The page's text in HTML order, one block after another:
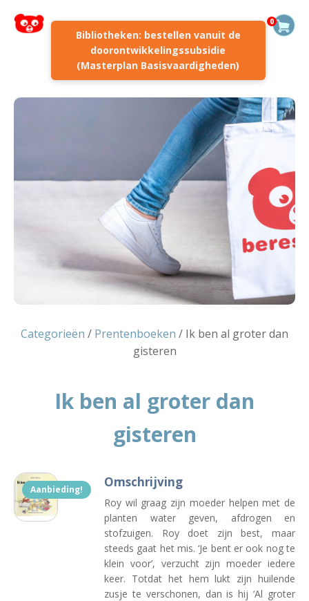
Bibliotheken: bestellen vanuit de
doorontwikkelingssubsidie
(Masterplan Basisvaardigheden)
0
Categorieën / Prentenboeken / Ik ben al groter dan
gisteren
Ik ben al groter dan
gisteren
Aanbieding! Omschrijving
Roy wil graag zijn moeder helpen met de
planten water geven, afdrogen en
stofzuigen. Roy doet zijn best, maar
steeds gaat het mis. ‘Je bent er ook nog te
klein voor’, verzucht zijn moeder iedere
keer. Totdat het hem lukt zijn huilende
zusje te verschonen, dan is hij ‘Al groter